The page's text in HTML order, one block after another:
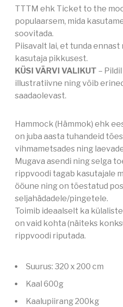
A
S
R
I
O
D
I
TTTM ehk Ticket to the
populaarsem, mida
soovitada.
Piisavalt lai, et tunda
kasutaja pikkusest.
KÜSI VÄRVI VALIKUT –
illustratiivne ning võib
saadaolevast.
Hammock (Hämmok) ehk
on juba aasta tuhandeid
vihmametsades ning
Mugava asendi ning selga
rippvoodi tagab kasutajale
ööune ning on tõestatud
seljahädadele/pingetele.
Toimib ideaalselt ka
on vaid kohta (näiteks
rippvoodi riputada.
Suurus: 320 x 200 cm
Kaal 600g
Kaalupiirang 200kg